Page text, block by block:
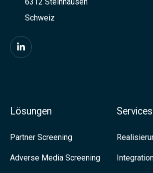
Schweiz
F
n
Lösungen
Partner Screening
Adverse Media Screening
Services